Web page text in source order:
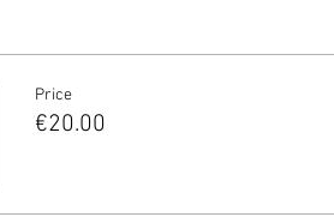
Price
€20.00